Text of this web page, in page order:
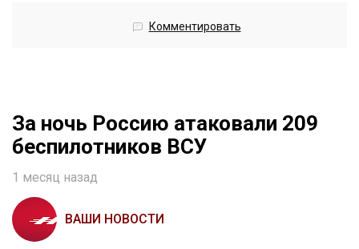
Комментировать
За ночь Россию атаковали 209
беспилотников ВСУ
1 месяц назад
ВАШИ НОВОСТИ